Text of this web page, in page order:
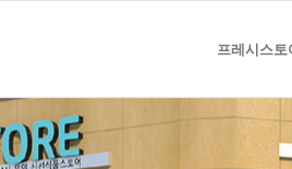
프레시스토